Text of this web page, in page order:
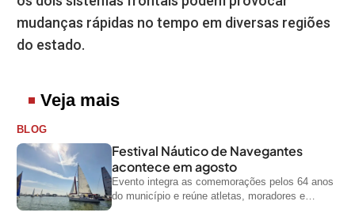
mudanças rápidas no tempo em diversas regiões
do estado.
Veja mais
BLOG
Festival Náutico de Navegantes
acontece em agosto
Evento integra as comemorações pelos 64 anos
do município e reúne atletas, moradores e